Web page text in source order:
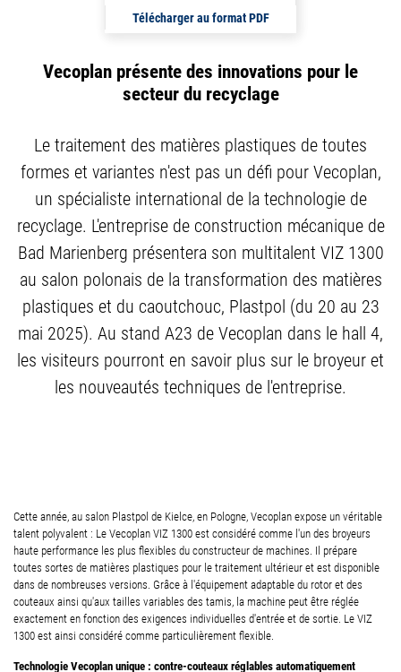
Télécharger au format PDF
Vecoplan présente des innovations pour le
secteur du recyclage
Le traitement des matières plastiques de toutes
formes et variantes n'est pas un défi pour Vecoplan,
un spécialiste international de la technologie de
recyclage. L'entreprise de construction mécanique de
Bad Marienberg présentera son multitalent VIZ 1300
au salon polonais de la transformation des matières
plastiques et du caoutchouc, Plastpol (du 20 au 23
mai 2025). Au stand A23 de Vecoplan dans le hall 4,
les visiteurs pourront en savoir plus sur le broyeur et
les nouveautés techniques de l'entreprise.
Cette année, au salon Plastpol de Kielce, en Pologne, Vecoplan expose un véritable
talent polyvalent : Le Vecoplan VIZ 1300 est considéré comme l'un des broyeurs
haute performance les plus flexibles du constructeur de machines. Il prépare
toutes sortes de matières plastiques pour le traitement ultérieur et est disponible
dans de nombreuses versions. Grâce à l'équipement adaptable du rotor et des
couteaux ainsi qu'aux tailles variables des tamis, la machine peut être réglée
exactement en fonction des exigences individuelles d'entrée et de sortie. Le VIZ
1300 est ainsi considéré comme particulièrement flexible.
Technologie Vecoplan unique : contre-couteaux réglables automatiquement